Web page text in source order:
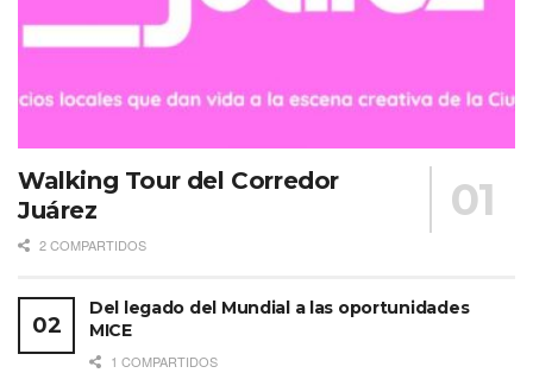
Walking Tour del Corredor
Juárez
2 COMPARTIDOS
Del legado del Mundial a las oportunidades
MICE
1 COMPARTIDOS